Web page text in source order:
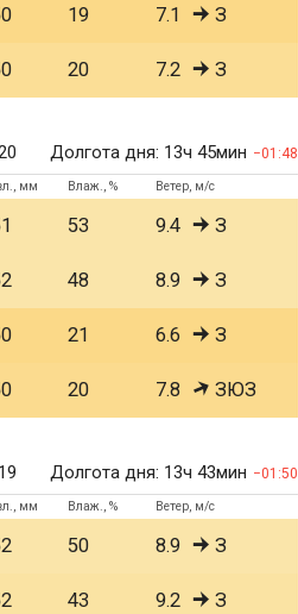
19 7.1 З
20 7.2 З
Долгота дня: 13ч 45мин 01:48
мм Влаж., % Ветер, м/с
53 9.4 З
48 8.9 З
21 6.6 З
20 7.8 ЗЮЗ
Долгота дня: 13ч 43мин 01:50
мм Влаж., % Ветер, м/с
50 8.9 З
43 9.2 З